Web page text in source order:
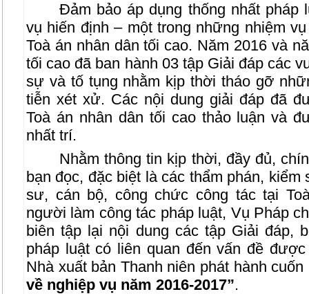
Đảm bảo áp dụng thống nhất pháp
vụ hiến định – một trong những nhiệm
Toà án nhân dân tối cao. Năm 2016 và
tối cao đã ban hành 03 tập Giải đáp các
sự và tố tụng nhằm kịp thời tháo gỡ
tiễn xét xử. Các nội dung giải đáp đã
Toà án nhân dân tối cao thảo luận và
nhất trí.
Nhằm thông tin kịp thời, đầy đủ,
bạn đọc, đặc biệt là các thẩm phán, kiểm
sư, cán bộ, công chức công tác tại
người làm công tác pháp luật, Vụ Pháp
biên tập lại nội dung các tập Giải đáp,
pháp luật có liên quan đến vấn đề
Nhà xuất bản Thanh niên phát hành cuốn
về nghiệp vụ năm 2016-2017”.